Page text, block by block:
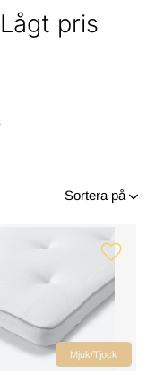
pris
Sortera på
Mjuk/Tjock